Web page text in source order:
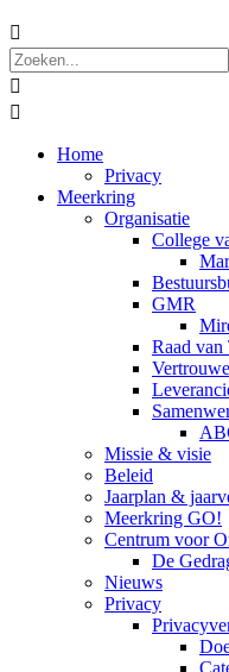



Home
Privacy
Meerkring
Organisatie
College
GMR
Raad van
Missie & visie
Beleid
Jaarplan &
Meerkring GO!
Centrum voor
De
Nieuws
Privacy